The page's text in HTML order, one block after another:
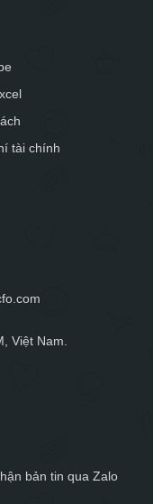
tài chính
Việt Nam.
bản tin qua Zalo